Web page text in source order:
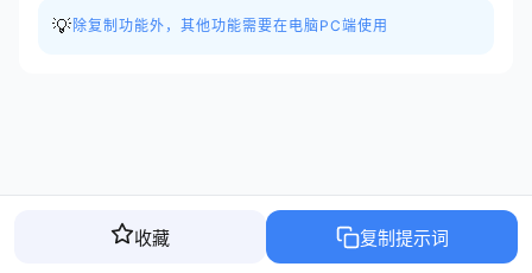
💡 除复制功能外，其他功能需要在电脑PC端使用
收藏 复制提示词